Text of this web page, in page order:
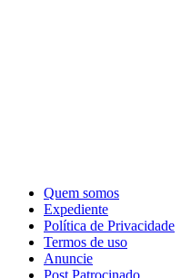
Quem somos
Expediente
Política de Privacidade
Termos de uso
Anuncie